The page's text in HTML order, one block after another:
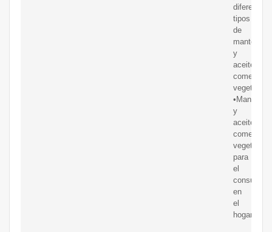
diferentes
tipos
de
mantecas
y
aceites
vegetales:
•Mantecas
y
aceites
vegetales
para
el
consumo
en
el
hogar